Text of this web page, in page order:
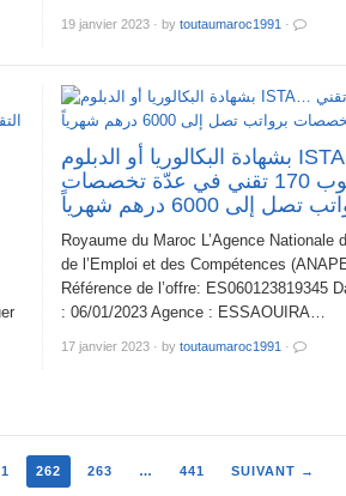
19 janvier 2023 · by toutaumaroc1991 ·
بشهادة البكالوريا أو الدبلوم ISTA…
مطلوب 170 تقني في عدّة تخصصات
تصل إلى 6000 درهم شهرياً
Royaume du Maroc L’Agence Nationale
de l’Emploi et des Compétences
Référence de l’offre: ES060123819345
: 06/01/2023 Agence : ESSAOUIRA…
17 janvier 2023 · by toutaumaroc1991 ·
262 263 … 441 SUIVANT →